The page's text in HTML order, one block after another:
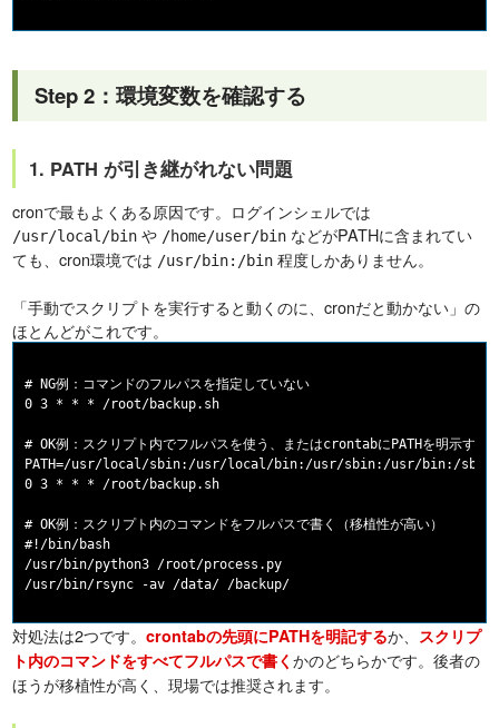
Step 2：環境変数を確認する
1. PATH が引き継がれない問題
cronで最もよくある原因です。ログインシェルでは
/usr/local/bin や /home/user/bin などがPATHに含まれてい
ても、cron環境では /usr/bin:/bin 程度しかありません。
「手動でスクリプトを実行すると動くのに、cronだと動かない」の
ほとんどがこれです。
# NG例：コマンドのフルパスを指定していない
0 3 * * * /root/backup.sh
# OK例：スクリプト内でフルパスを使う、またはcrontabにPATHを明示する
PATH=/usr/local/sbin:/usr/local/bin:/usr/sbin:/usr/bin:/
0 3 * * * /root/backup.sh
# OK例：スクリプト内のコマンドをフルパスで書く（移植性が高い）
#!/bin/bash
/usr/bin/python3 /root/process.py
対処法は2つです。crontabの先頭にPATHを明記するか、 スクリプ
ト内のコマンドをすべてフルパスで書くかのどちらかです。後者の
ほうが移植性が高く、現場では推奨されます。